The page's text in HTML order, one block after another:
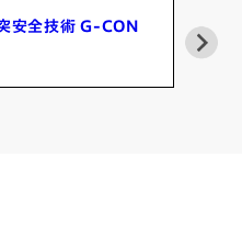
安全技術 G-CON